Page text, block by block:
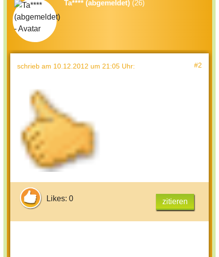
Ta**** (abgemeldet) (26)
schrieb am 10.12.2012 um 21:05 Uhr: #2
Likes: 0 zitieren